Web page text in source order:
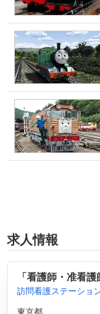
求人情報
「看護師・准看
訪問看護ステーショ